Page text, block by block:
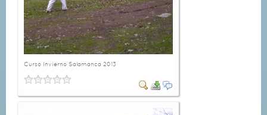
Curso Invierno Salamanca 2013